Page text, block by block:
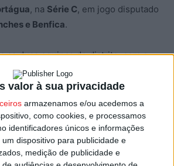
valor à sua privacidade
armazenamos e/ou acedemos a
como cookies, e processamos
identificadores únicos e informações
dispositivo para publicidade e
medição de publicidade e
, na Série C, em jogo disputado
e Benfica.
as duas equipas do distrito, com o
terceiro lugar da Série B, agora com 4
Mortágua é 9.º na Série C, com dois
dia 01 de setembro, o Cinfães joga
, enquanto o Mortágua viaja até